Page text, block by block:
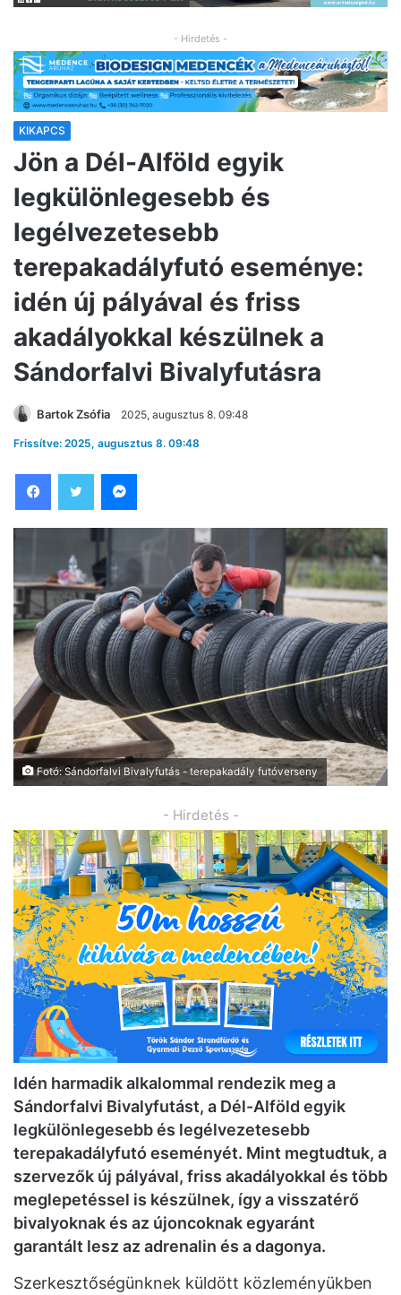
- Hirdetés -
KIKAPCS
Jön a Dél-Alföld egyik
legkülönlegesebb és
legélvezetesebb
terepakadályfutó eseménye:
idén új pályával és friss
akadályokkal készülnek a
Sándorfalvi Bivalyfutásra
Bartok Zsófia 2025, augusztus 8. 09:48
Frissítve: 2025, augusztus 8. 09:48
Fotó: Sándorfalvi Bivalyfutás - terepakadály futóverseny
- Hirdetés -
Idén harmadik alkalommal rendezik meg a
Sándorfalvi Bivalyfutást, a Dél-Alföld egyik
legkülönlegesebb és legélvezetesebb
terepakadályfutó eseményét. Mint megtudtuk, a
szervezők új pályával, friss akadályokkal és több
meglepetéssel is készülnek, így a visszatérő
bivalyoknak és az újoncoknak egyaránt
garantált lesz az adrenalin és a dagonya.
Szerkesztőségünknek küldött közleményükben